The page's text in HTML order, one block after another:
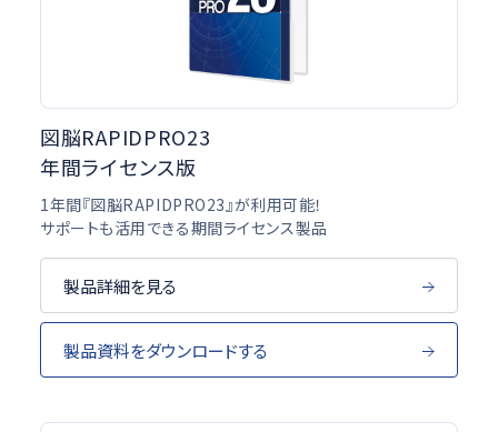
図脳RAPIDPRO23
年間ライセンス版
1年間『図脳RAPIDPRO23』が利用可能！
サポートも活用できる期間ライセンス製品
製品詳細を見る
製品資料をダウンロードする